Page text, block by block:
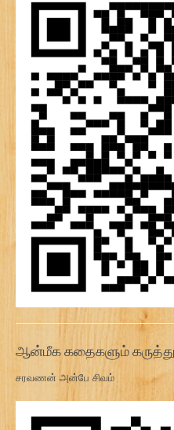
ஆன்மீக கதைகளும்
சரவணன் அன்பே சிவம்